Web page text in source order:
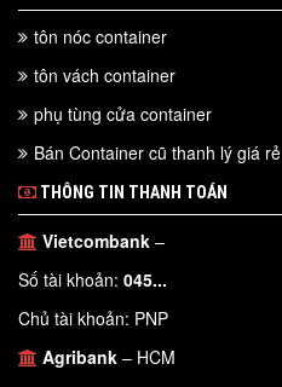
tôn nóc container
tôn vách container
phụ tùng cửa container
Bán Container cũ thanh lý giá rẻ
THÔNG TIN THANH TOÁN
Vietcombank –
Số tài khoản: 045...
Chủ tài khoản: PNP
Agribank – HCM